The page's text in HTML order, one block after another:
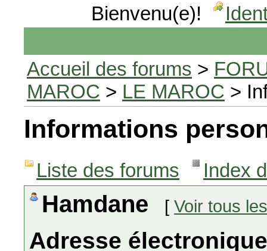
Bienvenu(e)!
Accueil des forums >
MAROC > LE MAROC >
Informations
Liste des forums Index
Hamdane [ Voir tous
Adresse